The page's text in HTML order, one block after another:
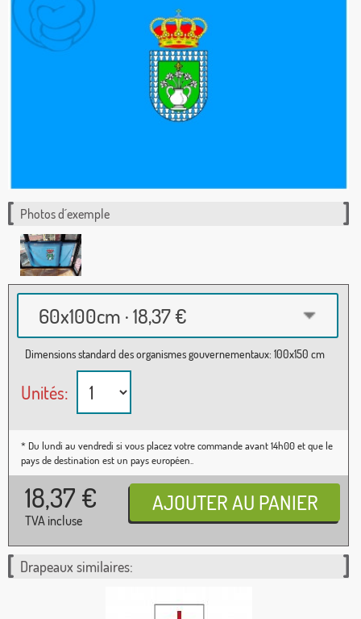
Photos d´exemple
60x100cm · 18,37 €
Dimensions standard des organismes gouvernementaux: 100x150 cm
Unités:
* Du lundi au vendredi si vous placez votre commande avant 14h00 et que le
pays de destination est un pays européen..
18,37 €
TVA incluse
Drapeaux similaires: